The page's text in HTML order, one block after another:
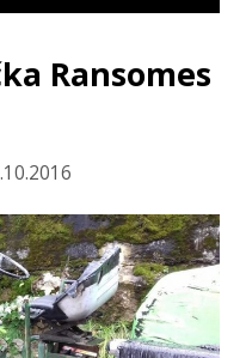
Ransomes